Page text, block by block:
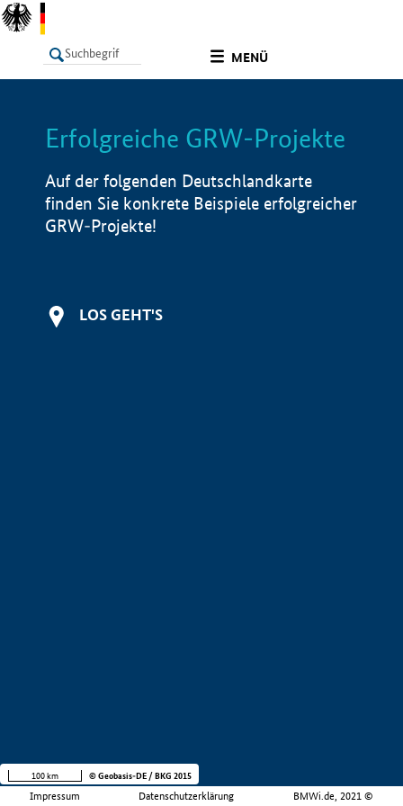
MENÜ
LISTE Info
Erfolgreiche GRW-Projekte
Auf der folgenden Deutschlandkarte
finden Sie konkrete Beispiele erfolgreicher
GRW-Projekte!
LOS GEHT'S
Impressum Datenschutzerklärung BMWi.de, 2021 ©
100 km © Geobasis-DE / BKG 2015